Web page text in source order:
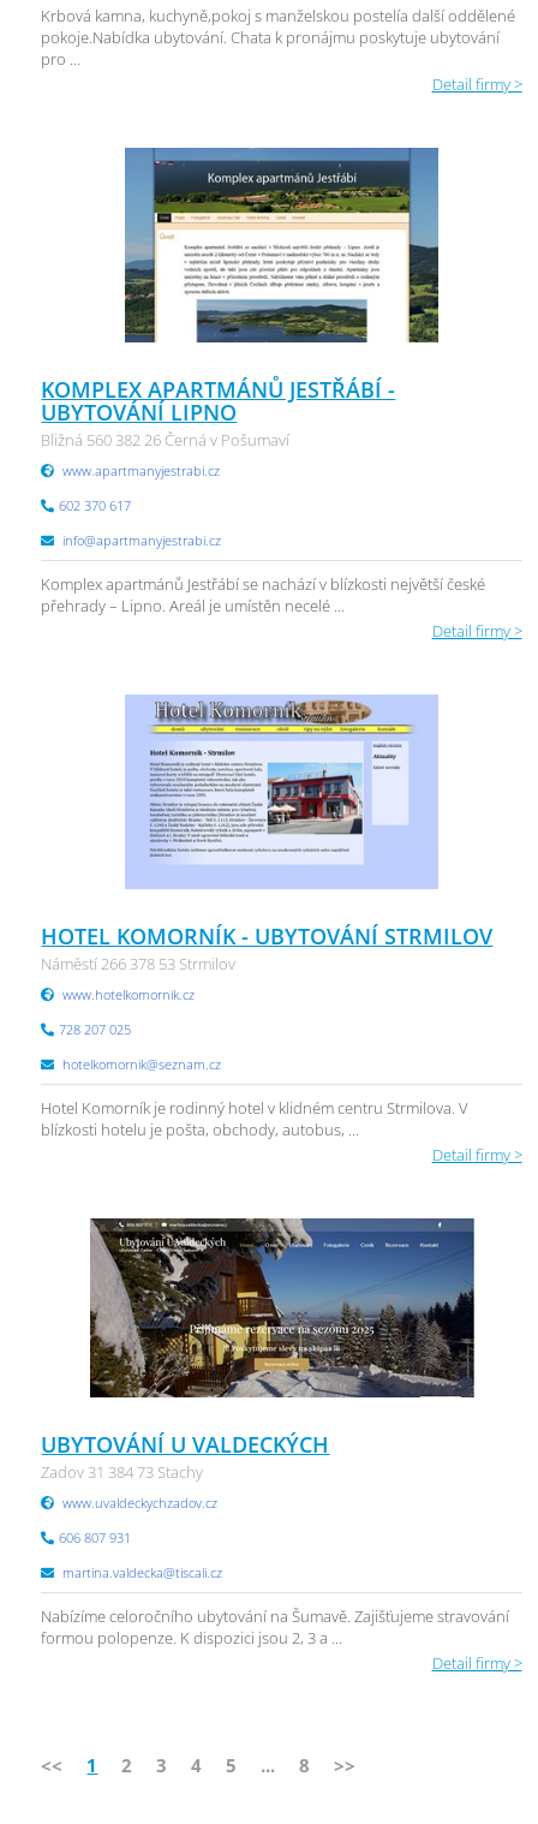
Krbová kamna, kuchyně,pokoj s manželskou postelía další oddělené
pokoje.Nabídka ubytování. Chata k pronájmu poskytuje ubytování
pro ...
Detail firmy >
KOMPLEX APARTMÁNŮ JESTŘÁBÍ -
UBYTOVÁNÍ LIPNO
Bližná 560 382 26 Černá v Pošumaví
www.apartmanyjestrabi.cz
602 370 617
info@apartmanyjestrabi.cz
Komplex apartmánů Jestřábí se nachází v blízkosti největší české
přehrady – Lipno. Areál je umístěn necelé ...
Detail firmy >
HOTEL KOMORNÍK - UBYTOVÁNÍ STRMILOV
Náměstí 266 378 53 Strmilov
www.hotelkomornik.cz
728 207 025
hotelkomornik@seznam.cz
Hotel Komorník je rodinný hotel v klidném centru Strmilova. V
blízkosti hotelu je pošta, obchody, autobus, ...
Detail firmy >
UBYTOVÁNÍ U VALDECKÝCH
Zadov 31 384 73 Stachy
www.uvaldeckychzadov.cz
606 807 931
martina.valdecka@tiscali.cz
Nabízíme celoročního ubytování na Šumavě. Zajišťujeme stravování
formou polopenze. K dispozici jsou 2, 3 a ...
Detail firmy >
<< 1 2 3 4 5 ... 8 >>